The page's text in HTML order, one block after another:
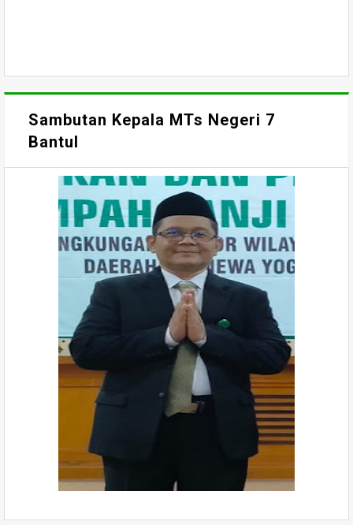
Sambutan Kepala MTs Negeri 7
Bantul